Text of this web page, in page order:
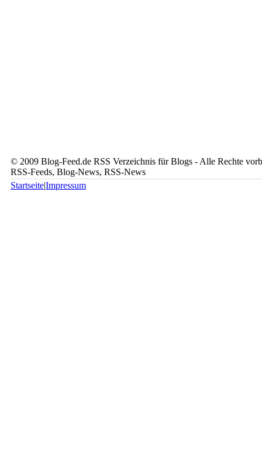
© 2009 Blog-Feed.de RSS Verzeichnis für Blogs - Alle Rechte
RSS-Feeds, Blog-News, RSS-News
Startseite|Impressum